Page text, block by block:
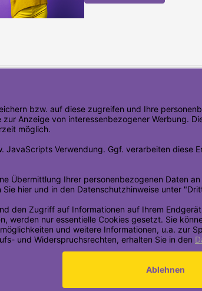
innerhalb Deutschland
4,50 €
12,90 €
bei DPD
Information für unsere Schweizer Kunden
Infos zum Versand in andere Länder findest Du hier: